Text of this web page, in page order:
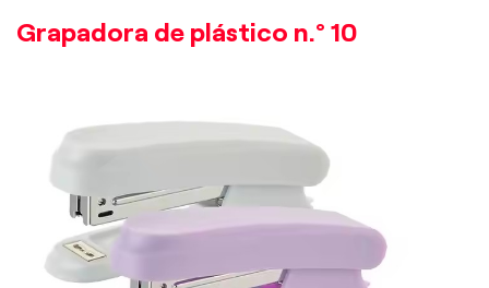
Grapadora de plástico n.° 10